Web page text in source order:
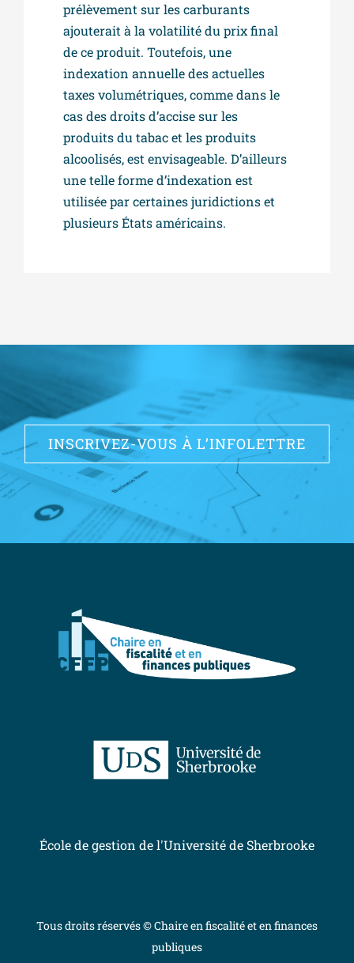
prélèvement sur les carburants
ajouterait à la volatilité du prix final
de ce produit. Toutefois, une
indexation annuelle des actuelles
taxes volumétriques, comme dans le
cas des droits d’accise sur les
produits du tabac et les produits
alcoolisés, est envisageable. D’ailleurs
une telle forme d’indexation est
utilisée par certaines juridictions et
plusieurs États américains.
INSCRIVEZ-VOUS À L’INFOLETTRE
École de gestion de l'Université de Sherbrooke
Tous droits réservés © Chaire en fiscalité et en finances
publiques